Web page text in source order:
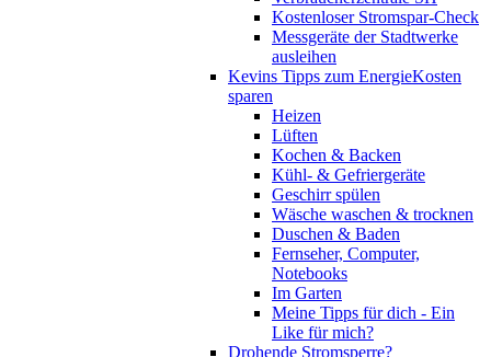
Kostenloser Stromspar-Check
Messgeräte der Stadtwerke
ausleihen
Kevins Tipps zum EnergieKosten
sparen
Heizen
Lüften
Kochen & Backen
Kühl- & Gefriergeräte
Geschirr spülen
Wäsche waschen & trocknen
Duschen & Baden
Fernseher, Computer,
Notebooks
Im Garten
Meine Tipps für dich - Ein
Like für mich?
Drohende Stromsperre?